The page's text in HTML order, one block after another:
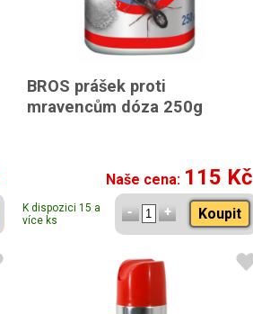
BROS prášek proti
mravencům dóza 250g
Naše cena: 115 Kč
K dispozici 15 a
více ks
Koupit